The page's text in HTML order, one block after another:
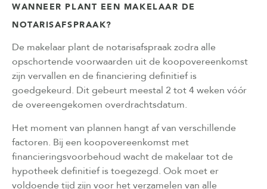
WANNEER PLANT EEN MAKELAAR DE
NOTARISAFSPRAAK?
De makelaar plant de notarisafspraak zodra alle
opschortende voorwaarden uit de koopovereenkomst
zijn vervallen en de financiering definitief is
goedgekeurd. Dit gebeurt meestal 2 tot 4 weken vóór
de overeengekomen overdrachtsdatum.
Het moment van plannen hangt af van verschillende
factoren. Bij een koopovereenkomst met
financieringsvoorbehoud wacht de makelaar tot de
hypotheek definitief is toegezegd. Ook moet er
voldoende tijd zijn voor het verzamelen van alle